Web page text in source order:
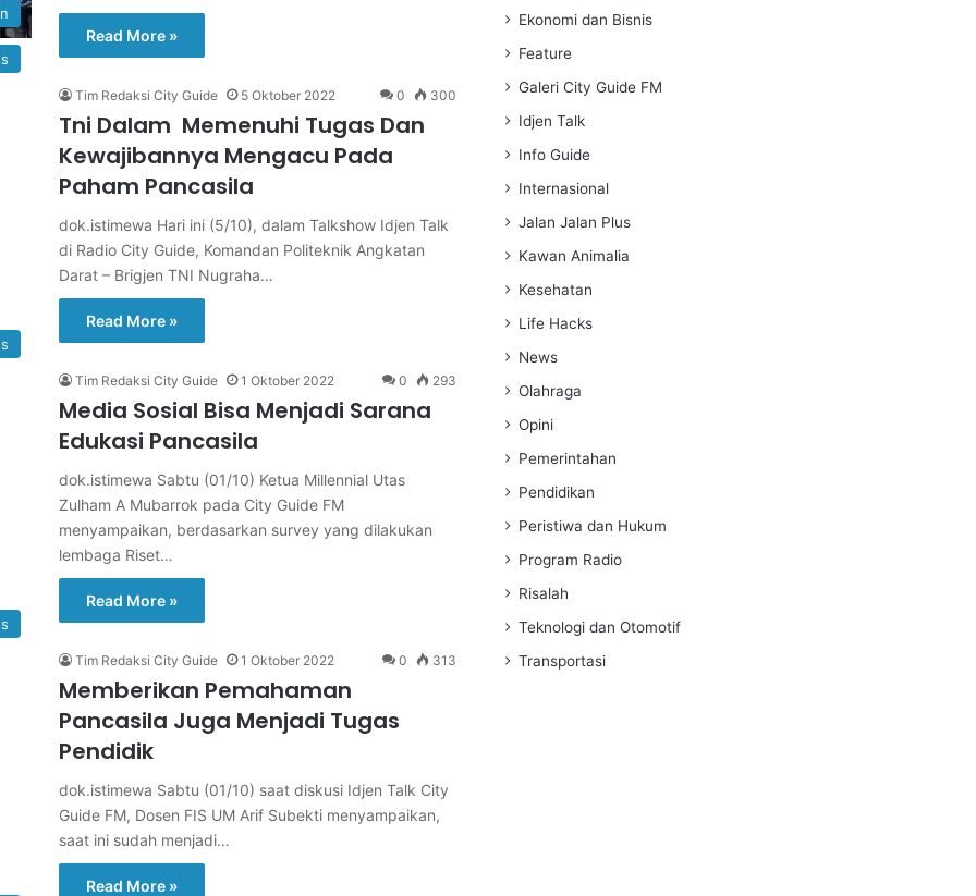
Read More »
Tim Redaksi City Guide 5 Oktober 2022 0 300
Tni Dalam Memenuhi Tugas Dan
Kewajibannya Mengacu Pada
Paham Pancasila
dok.istimewa Hari ini (5/10), dalam Talkshow Idjen Talk
di Radio City Guide, Komandan Politeknik Angkatan
Darat – Brigjen TNI Nugraha…
Read More »
Tim Redaksi City Guide 1 Oktober 2022 0 293
Media Sosial Bisa Menjadi Sarana
Edukasi Pancasila
dok.istimewa Sabtu (01/10) Ketua Millennial Utas
Zulham A Mubarrok pada City Guide FM
menyampaikan, berdasarkan survey yang dilakukan
lembaga Riset…
Read More »
Tim Redaksi City Guide 1 Oktober 2022 0 313
Memberikan Pemahaman
Pancasila Juga Menjadi Tugas
Pendidik
dok.istimewa Sabtu (01/10) saat diskusi Idjen Talk City
Guide FM, Dosen FIS UM Arif Subekti menyampaikan,
saat ini sudah menjadi…
Read More »
Ekonomi dan Bisnis
Feature
Galeri City Guide FM
Idjen Talk
Info Guide
Internasional
Jalan Jalan Plus
Kawan Animalia
Kesehatan
Life Hacks
News
Olahraga
Opini
Pemerintahan
Pendidikan
Peristiwa dan Hukum
Program Radio
Risalah
Teknologi dan Otomotif
Transportasi